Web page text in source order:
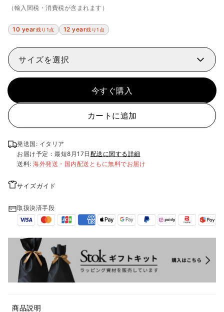
（輸入関税・消費税が含まれます）
10 year残り1点 12 year残り1点
サイズを選択
今すぐ購入
カートに追加
発送国: イタリア
お届け予定：最短8月17日 配送に関する詳細
送料: 海外発送・国内配送ともに無料でお届け
サイズガイド
取扱決済手段
商品説明